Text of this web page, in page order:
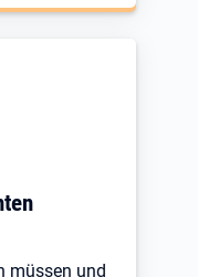
müssen und